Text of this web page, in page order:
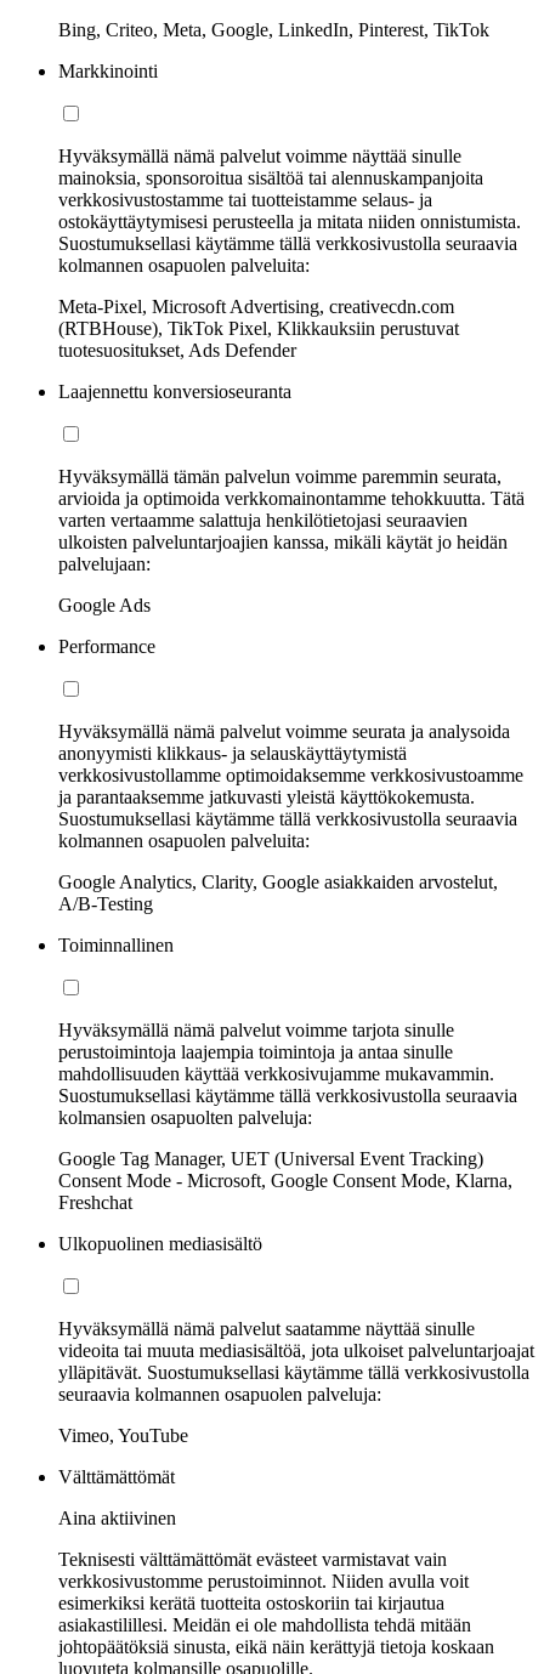
Bing, Criteo, Meta, Google, LinkedIn, Pinterest, TikTok
Markkinointi
Hyväksymällä nämä palvelut voimme näyttää sinulle
mainoksia, sponsoroitua sisältöä tai alennuskampanjoita
verkkosivustostamme tai tuotteistamme selaus- ja
ostokäyttäytymisesi perusteella ja mitata niiden onnistumista.
Suostumuksellasi käytämme tällä verkkosivustolla seuraavia
kolmannen osapuolen palveluita:
Meta-Pixel, Microsoft Advertising, creativecdn.com
(RTBHouse), TikTok Pixel, Klikkauksiin perustuvat
tuotesuositukset, Ads Defender
Laajennettu konversioseuranta
Hyväksymällä tämän palvelun voimme paremmin seurata,
arvioida ja optimoida verkkomainontamme tehokkuutta. Tätä
varten vertaamme salattuja henkilötietojasi seuraavien
ulkoisten palveluntarjoajien kanssa, mikäli käytät jo heidän
palvelujaan:
Google Ads
Performance
Hyväksymällä nämä palvelut voimme seurata ja analysoida
anonyymisti klikkaus- ja selauskäyttäytymistä
verkkosivustollamme optimoidaksemme verkkosivustoamme
ja parantaaksemme jatkuvasti yleistä käyttökokemusta.
Suostumuksellasi käytämme tällä verkkosivustolla seuraavia
kolmannen osapuolen palveluita:
Google Analytics, Clarity, Google asiakkaiden arvostelut,
A/B-Testing
Toiminnallinen
Hyväksymällä nämä palvelut voimme tarjota sinulle
perustoimintoja laajempia toimintoja ja antaa sinulle
mahdollisuuden käyttää verkkosivujamme mukavammin.
Suostumuksellasi käytämme tällä verkkosivustolla seuraavia
kolmansien osapuolten palveluja:
Google Tag Manager, UET (Universal Event Tracking)
Consent Mode - Microsoft, Google Consent Mode, Klarna,
Freshchat
Ulkopuolinen mediasisältö
Hyväksymällä nämä palvelut saatamme näyttää sinulle
videoita tai muuta mediasisältöä, jota ulkoiset palveluntarjoajat
ylläpitävät. Suostumuksellasi käytämme tällä verkkosivustolla
seuraavia kolmannen osapuolen palveluja:
Vimeo, YouTube
Välttämättömät
Aina aktiivinen
Teknisesti välttämättömät evästeet varmistavat vain
verkkosivustomme perustoiminnot. Niiden avulla voit
esimerkiksi kerätä tuotteita ostoskoriin tai kirjautua
asiakastilillesi. Meidän ei ole mahdollista tehdä mitään
johtopäätöksiä sinusta, eikä näin kerättyjä tietoja koskaan
luovuteta kolmansille osapuolille.